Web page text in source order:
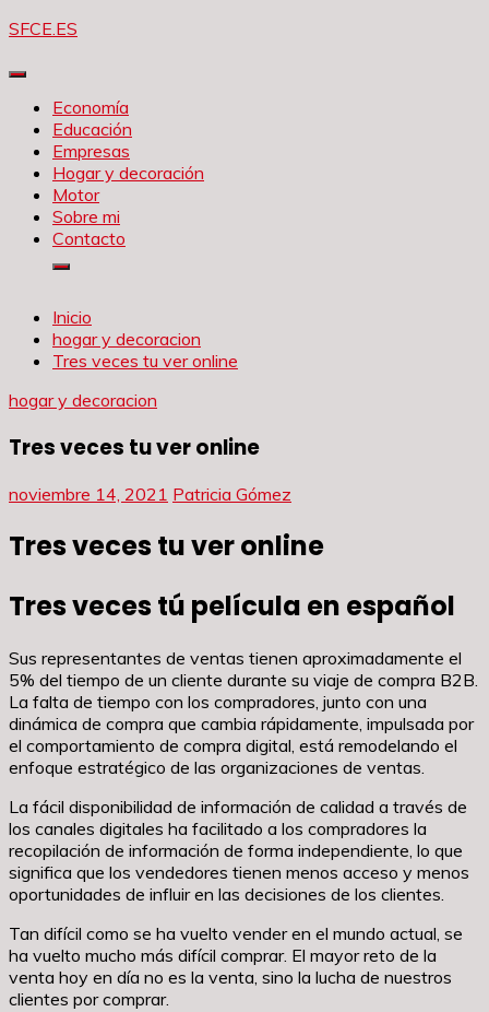
Saltar
contenido
SFCE.ES
Economía
Educación
Empresas
Hogar y decoración
Motor
Sobre mi
Contacto
Inicio
hogar y decoracion
Tres veces tu ver online
hogar y decoracion
Tres veces tu ver online
noviembre 14, 2021 Patricia Gómez
Tres veces tu ver online
Tres veces tú película en español
Sus representantes de ventas tienen aproximadamente el
5% del tiempo de un cliente durante su viaje de compra B2B.
La falta de tiempo con los compradores, junto con una
dinámica de compra que cambia rápidamente, impulsada por
el comportamiento de compra digital, está remodelando el
enfoque estratégico de las organizaciones de ventas.
La fácil disponibilidad de información de calidad a través de
los canales digitales ha facilitado a los compradores la
recopilación de información de forma independiente, lo que
significa que los vendedores tienen menos acceso y menos
oportunidades de influir en las decisiones de los clientes.
Tan difícil como se ha vuelto vender en el mundo actual, se
ha vuelto mucho más difícil comprar. El mayor reto de la
venta hoy en día no es la venta, sino la lucha de nuestros
clientes por comprar.